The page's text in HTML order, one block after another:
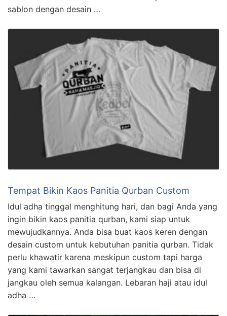
sablon dengan desain …
Tempat Bikin Kaos Panitia Qurban Custom
Idul adha tinggal menghitung hari, dan bagi Anda yang
ingin bikin kaos panitia qurban, kami siap untuk
mewujudkannya. Anda bisa buat kaos keren dengan
desain custom untuk kebutuhan panitia qurban. Tidak
perlu khawatir karena meskipun custom tapi harga
yang kami tawarkan sangat terjangkau dan bisa di
jangkau oleh semua kalangan. Lebaran haji atau idul
adha …